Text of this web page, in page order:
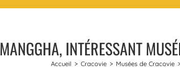
MANGGHA, INTÉRESSANT
Accueil > Cracovie > Musées de Cracovie